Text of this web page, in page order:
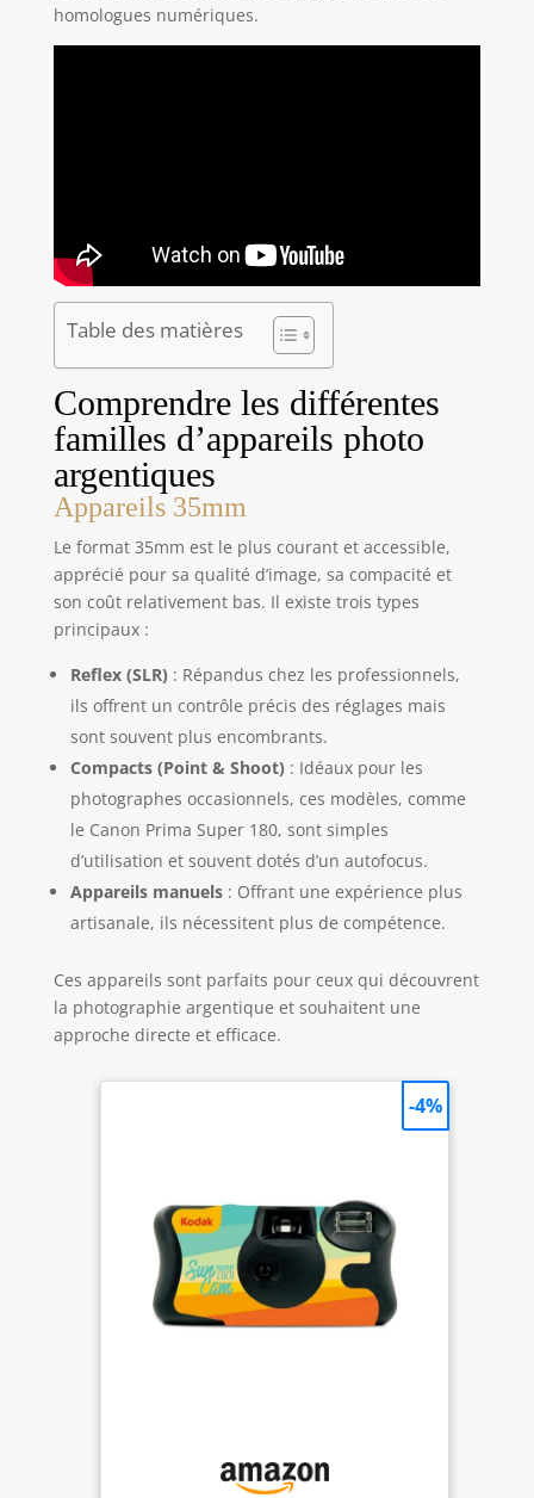
homologues numériques.
Table des matières
Comprendre les différentes
familles d’appareils photo
argentiques
Appareils 35mm
Le format 35mm est le plus courant et accessible,
apprécié pour sa qualité d’image, sa compacité et
son coût relativement bas. Il existe trois types
principaux :
Reflex (SLR) : Répandus chez les professionnels,
ils offrent un contrôle précis des réglages mais
sont souvent plus encombrants.
Compacts (Point & Shoot) : Idéaux pour les
photographes occasionnels, ces modèles, comme
le Canon Prima Super 180, sont simples
d’utilisation et souvent dotés d’un autofocus.
Appareils manuels: Offrant une expérience plus
artisanale, ils nécessitent plus de compétence.
Ces appareils sont parfaits pour ceux qui découvrent
la photographie argentique et souhaitent une
approche directe et efficace.
-4%